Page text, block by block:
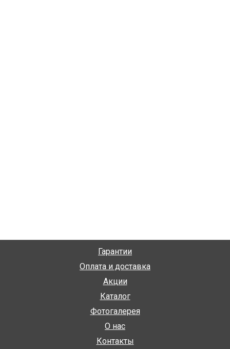
Гарантии
Оплата и доставка
Акции
Каталог
О нас
Контакты
Фотогалерея